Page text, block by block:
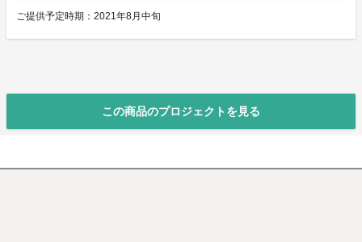
ご提供予定時期：2021年8月中旬
この商品のプロジェクトを見る